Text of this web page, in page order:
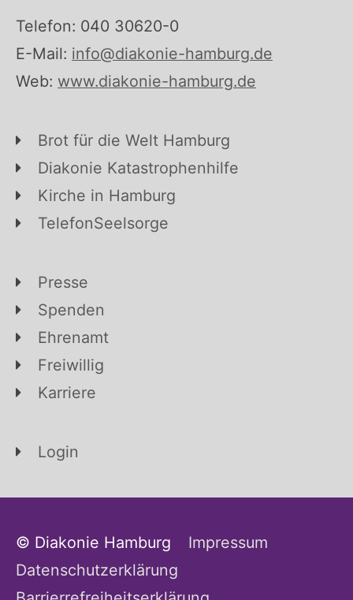
Telefon: 040 30620-0
E-Mail: info@diakonie-hamburg.de
Web: www.diakonie-hamburg.de
Brot für die Welt Hamburg
Diakonie Katastrophenhilfe
Kirche in Hamburg
TelefonSeelsorge
Presse
Spenden
Ehrenamt
Freiwillig
Karriere
Login
© Diakonie Hamburg
Impressum
Datenschutzerklärung